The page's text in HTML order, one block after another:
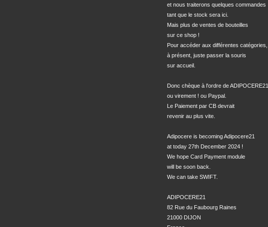
et nous traiterons quelques commandes
tant que le stock sera ici.
Mais plus de ventes de bouteilles
sur ce shop !
Pour accéder aux différentes catégories,
à présent, juste passer la souris
sur accueil.
Donc chèque à l'ordre de ADIPOCERE21
ou virement ! ou Paypal.
Le Paiement par CB devrait
revenir au plus vite.
Adipocere is becoming Adipocere21
at today 27th December 2024 !
We hope Card Payment module
will be soon back.
We can take SWIFT.
ADIPOCERE21
82 Rue du Faubourg Raines
21000 DIJON